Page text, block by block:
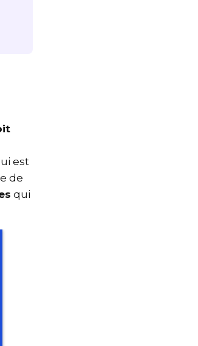
est
de
qui